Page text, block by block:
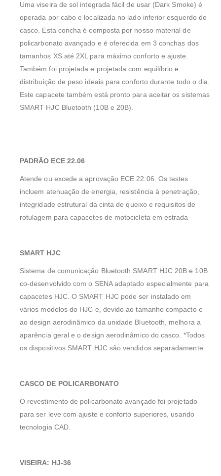
Uma viseira de sol integrada fácil de usar (Dark Smoke) é
operada por cabo e localizada no lado inferior esquerdo do
casco. Esta concha é composta por nosso material de
policarbonato avançado e é oferecida em 3 conchas dos
tamanhos XS até 2XL para máximo conforto e ajuste.
Também foi projetada e projetada com equilíbrio e
distribuição de peso ideais para conforto durante todo o dia.
Este capacete também está pronto para aceitar os sistemas
SMART HJC Bluetooth (10B e 20B).
PADRÃO ECE 22.06
Atende ou excede a aprovação ECE 22.06. Os testes
incluem atenuação de energia, resistência à penetração,
integridade estrutural da cinta de queixo e requisitos de
rotulagem para capacetes de motocicleta em estrada
SMART HJC
Sistema de comunicação Bluetooth SMART HJC 20B e 10B
co-desenvolvido com o SENA adaptado especialmente para
capacetes HJC. O SMART HJC pode ser instalado em
vários modelos do HJC e, devido ao tamanho compacto e
ao design aerodinâmico da unidade Bluetooth, melhora a
aparência geral e o design aerodinâmico do casco. *Todos
os dispositivos SMART HJC são vendidos separadamente.
CASCO DE POLICARBONATO
O revestimento de policarbonato avançado foi projetado
para ser leve com ajuste e conforto superiores, usando
tecnologia CAD.
VISEIRA: HJ-36